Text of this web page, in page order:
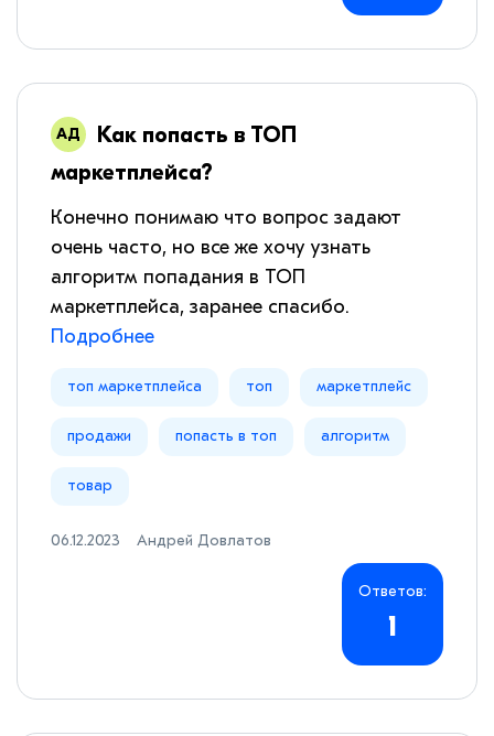
Как попасть в ТОП
маркетплейса?
Конечно понимаю что вопрос задают
очень часто, но все же хочу узнать
алгоритм попадания в ТОП
маркетплейса, заранее спасибо.
Подробнее
топ маркетплейса топ маркетплейс
продажи попасть в топ алгоритм
товар
06.12.2023 Андрей Довлатов
Ответов:
1